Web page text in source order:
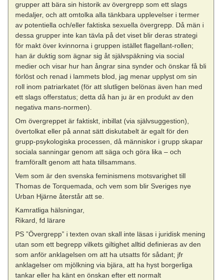
grupper att bära sin historik av övergrepp som ett slags
medaljer, och att omtolka alla tänkbara upplevelser i termer
av potentiella och/eller faktiska sexuella övergrepp. Då män i
dessa grupper inte kan tävla på det viset blir deras strategi
för makt över kvinnorna i gruppen istället flagellant-rollen;
han är duktig som ägnar sig åt självspäkning via social
medier och visar hur han ångrar sina synder och önskar få bli
förlöst och renad i lammets blod, jag menar upplyst om sin
roll inom patriarkatet (för att slutligen belönas även han med
ett slags offerstatus; detta då han ju är en produkt av den
negativa mans-normen).
Om övergreppet är faktiskt, inbillat (via självsuggestion),
övertolkat eller på annat sätt diskutabelt är egalt för den
grupp-psykologiska processen, då människor i grupp skapar
sociala sanningar genom att säga och göra lika – och
framförallt genom att hata tillsammans.
Vem som är den svenska feminismens motsvarighet till
Thomas de Torquemada, och vem som blir Sveriges nye
Urban Hjärne återstår att se.
Kamratliga hälsningar,
Rikard, fd lärare
PS ”Övergrepp” i texten ovan skall inte läsas i juridisk mening
utan som ett begrepp vilkets giltighet alltid definieras av den
som anför anklagelsen om att ha utsatts för sådant; jfr
anklagelser om mjölkning via bjära, att ha hyst borgerliga
tankar eller ha känt en önskan efter ett normalt